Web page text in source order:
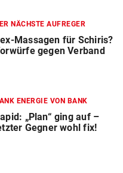
NÄCHSTE AUFREGER
Massagen für Schiris?
gegen Verband
ENERGIE VON BANK
„Plan“ ging auf –
Gegner wohl fix!